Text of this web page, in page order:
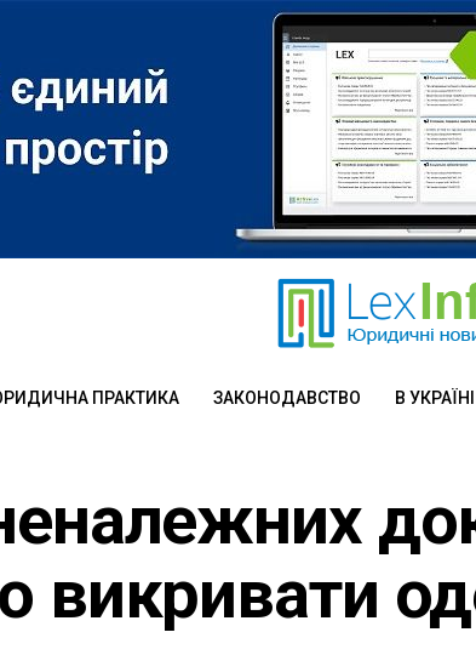
ПРАКТИКА ЗАКОНОДАВСТВО В УКРАЇНІ
викривати